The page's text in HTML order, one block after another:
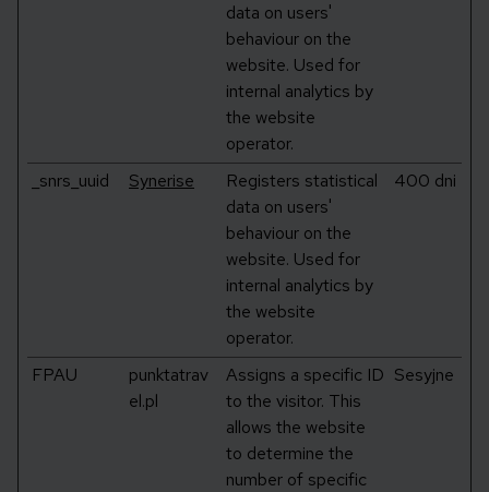
data on users'
behaviour on the
website. Used for
internal analytics by
the website
operator.
_snrs_uuid Synerise
Registers statistical
data on users'
behaviour on the
website. Used for
internal analytics by
the website
operator.
400 dni
FPAU
punktatrav
el.pl
Assigns a specific ID
to the visitor. This
allows the website
to determine the
number of specific
Sesyjne